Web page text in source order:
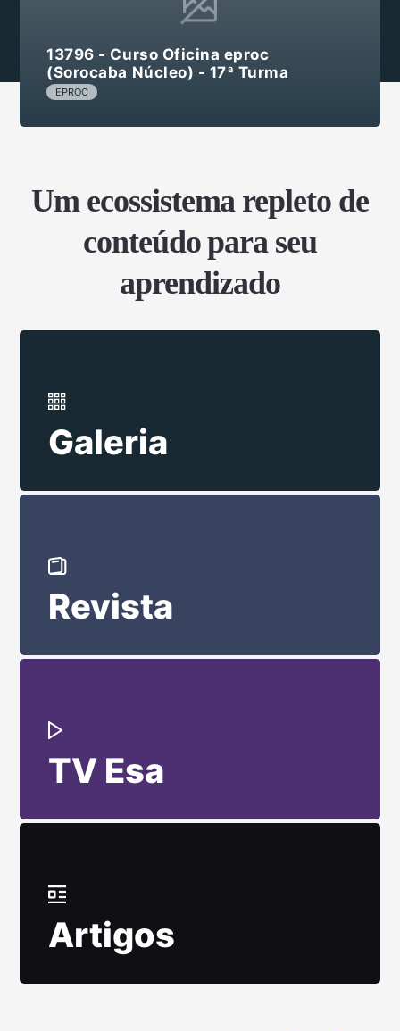
13796 - Curso Oficina eproc
(Sorocaba Núcleo) - 17ª Turma
EPROC
Um ecossistema repleto de
conteúdo para seu
aprendizado
Galeria
Revista
TV Esa
Artigos